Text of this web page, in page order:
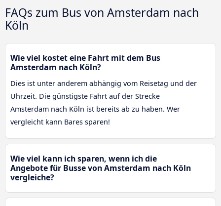
FAQs zum Bus von Amsterdam nach
Köln
Wie viel kostet eine Fahrt mit dem Bus
Amsterdam nach Köln?
Dies ist unter anderem abhängig vom Reisetag und der
Uhrzeit. Die günstigste Fahrt auf der Strecke
Amsterdam nach Köln ist bereits ab zu haben. Wer
vergleicht kann Bares sparen!
Wie viel kann ich sparen, wenn ich die
Angebote für Busse von Amsterdam nach Köln
vergleiche?